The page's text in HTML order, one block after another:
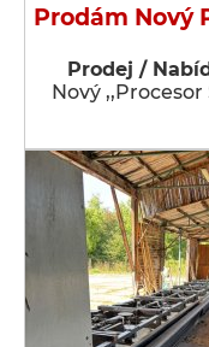
Prodám Nový
Prodej /
Nový